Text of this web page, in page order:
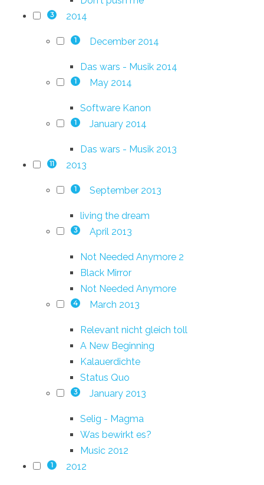
3 2014
1 December 2014
Das wars - Musik 2014
1 May 2014
Software Kanon
1 January 2014
Das wars - Musik 2013
11 2013
1 September 2013
living the dream
3 April 2013
Not Needed Anymore 2
Black Mirror
Not Needed Anymore
4 March 2013
Relevant nicht gleich toll
A New Beginning
Kalauerdichte
Status Quo
3 January 2013
Selig - Magma
Was bewirkt es?
Music 2012
1 2012